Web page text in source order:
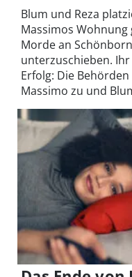
Blum und Reza
Massimos
Morde an
unterzuschieben.
Erfolg: Die
Massimo zu und